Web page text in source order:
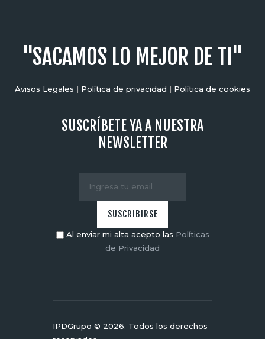
"SACAMOS LO MEJOR DE TI"
Avisos Legales | Política de privacidad | Política de cookies
SUSCRÍBETE YA A NUESTRA
NEWSLETTER
Al enviar mi alta acepto las Políticas
de Privacidad
IPDGrupo © 2026. Todos los derechos